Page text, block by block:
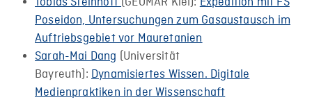
Poseidon, Untersuchungen zum Gasaustausch im
Auftriebsgebiet vor Mauretanien
Sarah-Mai Dang (Universität
Bayreuth): Dynamisiertes Wissen. Digitale
Medienpraktiken in der Wissenschaft